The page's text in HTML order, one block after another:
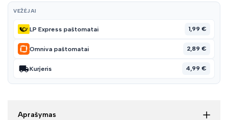
VEŽĖJAI
LP Express paštomatai 1,99 €
Omniva paštomatai 2,89 €
Kurjeris 4,99 €
Aprašymas